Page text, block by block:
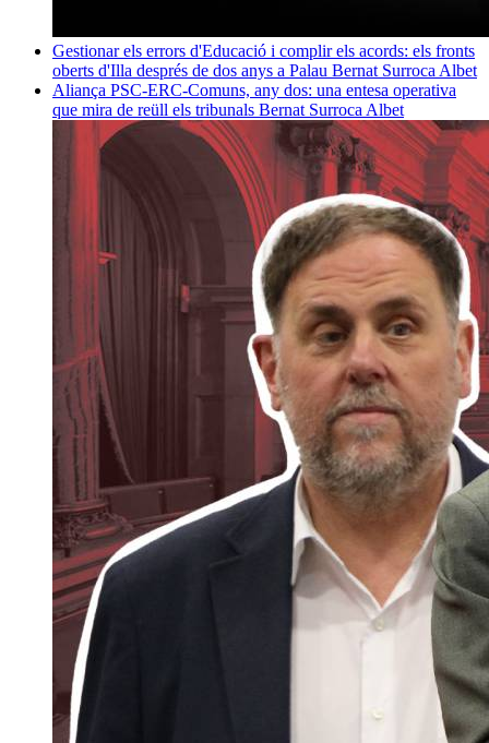
Gestionar els errors d'Educació i complir els acords: els fronts
oberts d'Illa després de dos anys a Palau Bernat Surroca Albet
Aliança PSC-ERC-Comuns, any dos: una entesa operativa
que mira de reüll els tribunals Bernat Surroca Albet